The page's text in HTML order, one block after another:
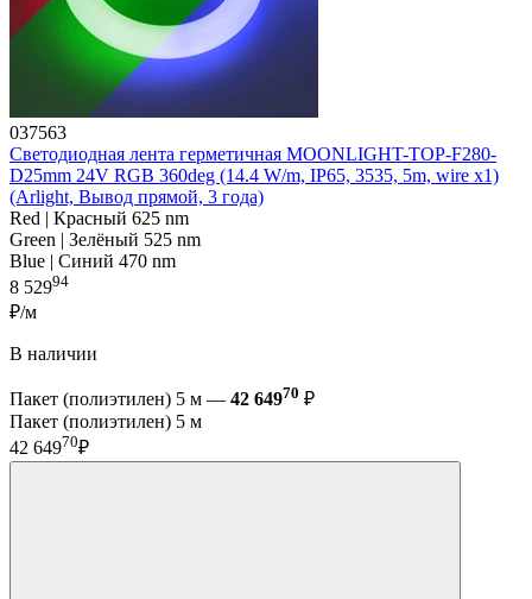
037563
Светодиодная лента герметичная MOONLIGHT-TOP-F280-
D25mm 24V RGB 360deg (14.4 W/m, IP65, 3535, 5m, wire x1)
(Arlight, Вывод прямой, 3 года)
Red | Красный 625 nm
Green | Зелёный 525 nm
Blue | Синий 470 nm
8 52994
₽/м
В наличии
Пакет (полиэтилен) 5 м — 42 64970 ₽
Пакет (полиэтилен) 5 м
42 64970₽